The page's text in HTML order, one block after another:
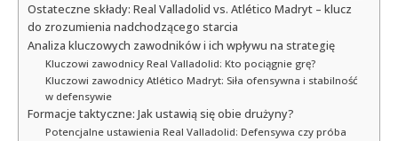
Ostateczne składy: Real Valladolid vs. Atlético Madryt – klucz
do zrozumienia nadchodzącego starcia
Analiza kluczowych zawodników i ich wpływu na strategię
Kluczowi zawodnicy Real Valladolid: Kto pociągnie grę?
Kluczowi zawodnicy Atlético Madryt: Siła ofensywna i stabilność
w defensywie
Formacje taktyczne: Jak ustawią się obie drużyny?
Potencjalne ustawienia Real Valladolid: Defensywa czy próba